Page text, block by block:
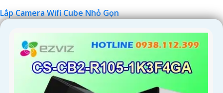
Lắp Camera Wifi Cube Nhỏ Gọn